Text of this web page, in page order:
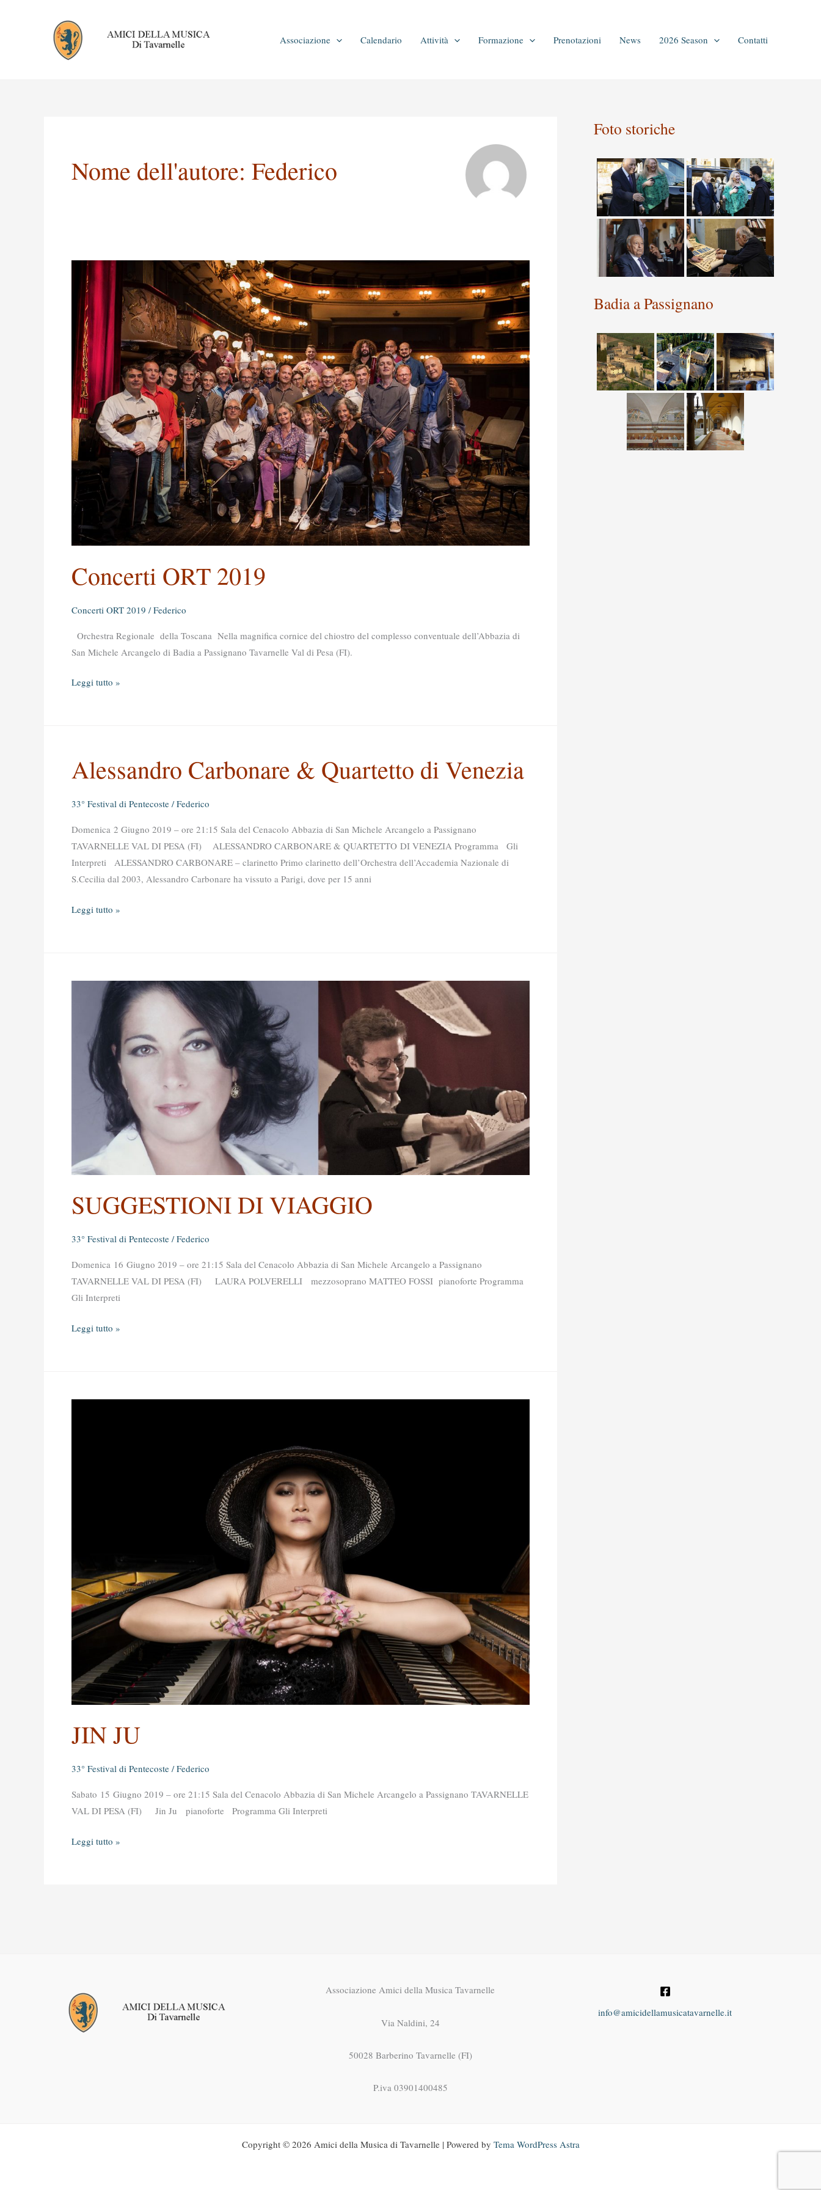
Associazione Calendario Attività Formazione Prenotazioni News 2026 Season Contatti
Nome dell'autore: Federico
Concerti ORT 2019
Concerti ORT 2019 /Federico
Orchestra Regionale della Toscana Nella magnifica cornice del chiostro del complesso conventuale dell’Abbazia di
San Michele Arcangelo di Badia a Passignano Tavarnelle Val di Pesa (FI).
Concerti
ORT
2019
Leggi tutto »
Alessandro Carbonare & Quartetto di Venezia
33° Festival di Pentecoste /Federico
Domenica 2 Giugno 2019 – ore 21:15 Sala del Cenacolo Abbazia di San Michele Arcangelo a Passignano
TAVARNELLE VAL DI PESA (FI) ALESSANDRO CARBONARE & QUARTETTO DI VENEZIA Programma Gli
Interpreti ALESSANDRO CARBONARE – clarinetto Primo clarinetto dell’Orchestra dell’Accademia Nazionale di
S.Cecilia dal 2003, Alessandro Carbonare ha vissuto a Parigi, dove per 15 anni
Alessandro
Carbonare
Quartetto
di
Venezia
Leggi tutto »
SUGGESTIONI DI VIAGGIO
33° Festival di Pentecoste /Federico
Domenica 16 Giugno 2019 – ore 21:15 Sala del Cenacolo Abbazia di San Michele Arcangelo a Passignano
TAVARNELLE VAL DI PESA (FI) LAURA POLVERELLI mezzosoprano MATTEO FOSSI pianoforte Programma
Gli Interpreti
SUGGESTIONI
VIAGGIO
Leggi tutto »
JIN JU
33° Festival di Pentecoste /Federico
Sabato 15 Giugno 2019 – ore 21:15 Sala del Cenacolo Abbazia di San Michele Arcangelo a Passignano TAVARNELLE
VAL DI PESA (FI) Jin Ju pianoforte Programma Gli Interpreti
Leggi tutto »
Foto storiche
Badia a Passignano
Associazione Amici della Musica Tavarnelle
Via Naldini, 24
50028 Barberino Tavarnelle (FI)
P.iva 03901400485
info@amicidellamusicatavarnelle.it
Copyright © 2026 Amici della Musica di Tavarnelle | Powered by Tema WordPress Astra